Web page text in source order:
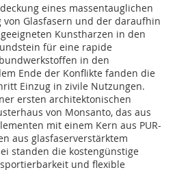
eines massentauglichen
von Glasfasern und der daraufhin
Kunstharzen in den
für eine rapide
in den
Ende der Konflikte fanden die
Einzug in zivile Nutzungen.
ersten architektonischen
von Mon­santo, das aus
mit einem Kern aus PUR-
aus glasfaserverstärktem
standen die kostengünstige
und flexible